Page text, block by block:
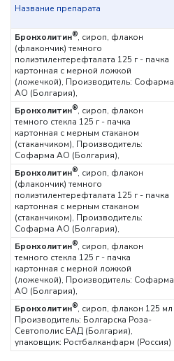
Название препарата
Бронхолитин®, сироп, флакон
(флакончик) темного
полиэтилентерефталата 125 г - пачка
картонная с мерной ложкой
(ложечкой), Производитель: Софарма
АО (Болгария),
Бронхолитин®, сироп, флакон
темного стекла 125 г - пачка
картонная с мерным стаканом
(стаканчиком), Производитель:
Софарма АО (Болгария),
Бронхолитин®, сироп, флакон
(флакончик) темного
полиэтилентерефталата 125 г - пачка
картонная с мерным стаканом
(стаканчиком), Производитель:
Софарма АО (Болгария),
Бронхолитин®, сироп, флакон
темного стекла 125 г - пачка
картонная с мерной ложкой
(ложечкой), Производитель: Софарма
АО (Болгария),
Бронхолитин®, сироп, флакон 125 мл
Производитель: Болгарска Роза-
Севтополис ЕАД (Болгария),
упаковщик: Ростбалканфарм (Россия)